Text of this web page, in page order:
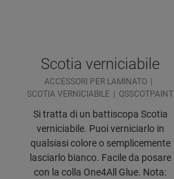
Scotia verniciabile
ACCESSORI PER LAMINATO
SCOTIA VERNICIABILE
QSSCOTPAINT
Si tratta di un battiscopa Scotia
verniciabile. Puoi verniciarlo in
qualsiasi colore o semplicemente
lasciarlo bianco. Facile da posare
con la colla One4All Glue. Nota: